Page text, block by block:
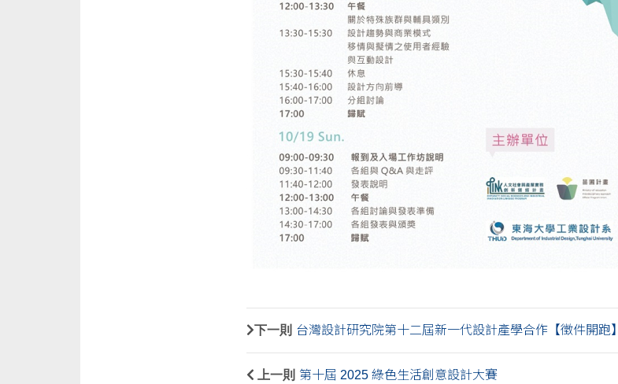
下一則 台灣設計研究院第十二屆新一代設計產學合作【徵件開跑】
上一則 第十屆 2025 綠色生活創意設計大賽